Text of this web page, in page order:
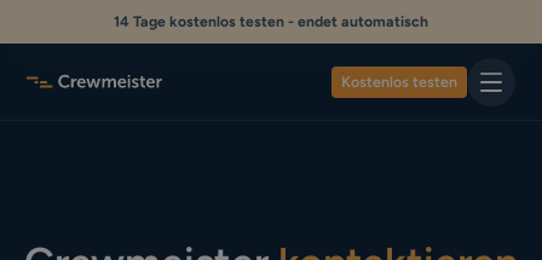
14 Tage kostenlos testen - endet automatisch
Kostenlos testen